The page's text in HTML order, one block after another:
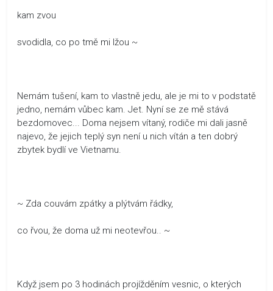
kam zvou
svodidla, co po tmě mi lžou ~
Nemám tušení, kam to vlastně jedu, ale je mi to v podstatě
jedno, nemám vůbec kam. Jet. Nyní se ze mě stává
bezdomovec... Doma nejsem vítaný, rodiče mi dali jasně
najevo, že jejich teplý syn není u nich vítán a ten dobrý
zbytek bydlí ve Vietnamu.
~ Zda couvám zpátky a plýtvám řádky,
co řvou, že doma už mi neotevřou.. ~
Když jsem po 3 hodinách projížděním vesnic, o kterých